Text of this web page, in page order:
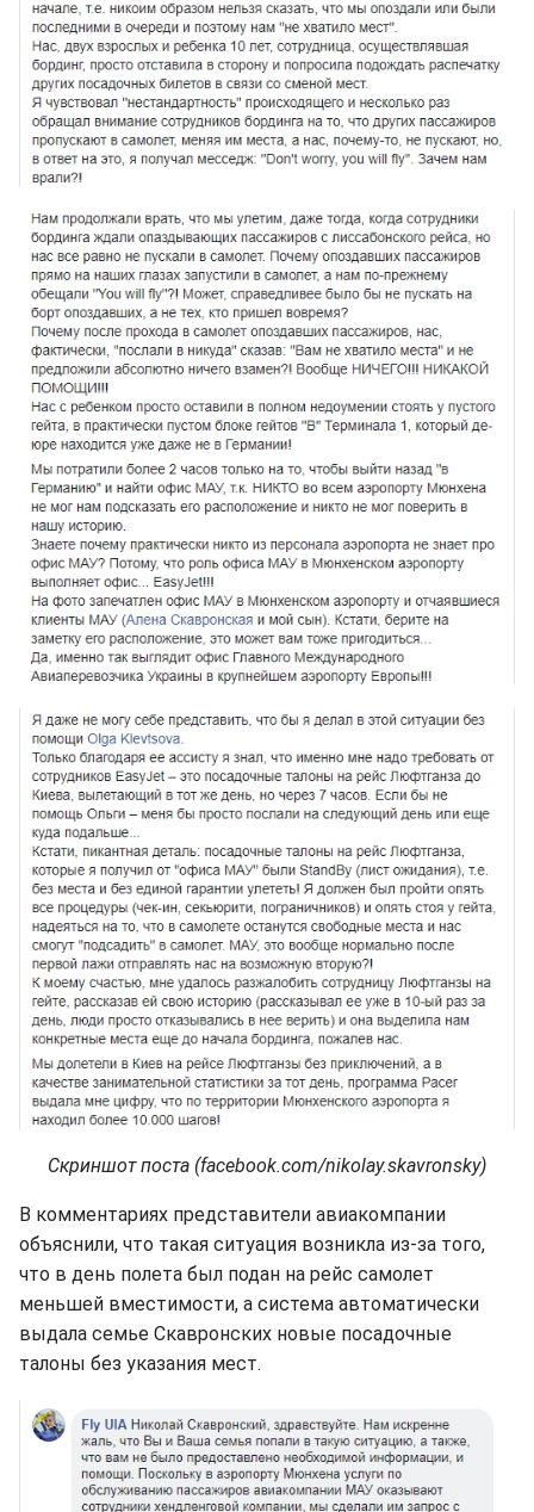
Скриншот поста (facebook.com/nikolay.skavronsky)
В комментариях представители авиакомпании
объяснили, что такая ситуация возникла из-за того,
что в день полета был подан на рейс самолет
меньшей вместимости, а система автоматически
выдала семье Скавронских новые посадочные
талоны без указания мест.